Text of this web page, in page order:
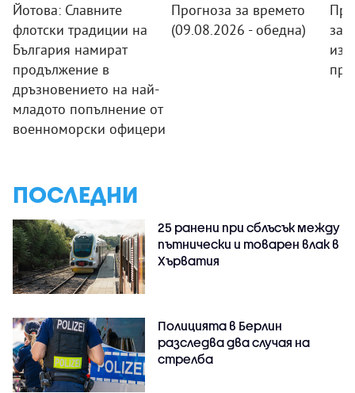
Йотова: Славните
флотски традиции на
България намират
продължение в
дръзновението на най-
младото попълнение от
военноморски офицери
Прогноза за времето
(09.08.2026 - обедна)
ПОСЛЕДНИ
25 ранени при сблъсък между
пътнически и товарен влак в
Хърватия
Полицията в Берлин
разследва два случая на
стрелба